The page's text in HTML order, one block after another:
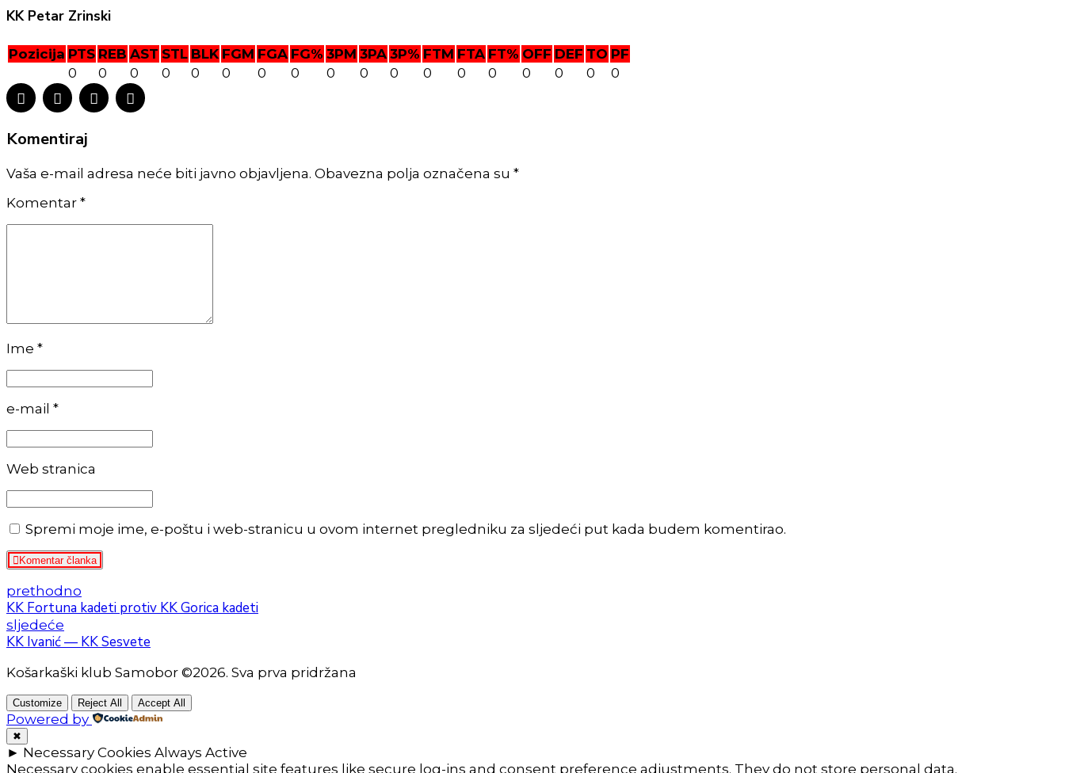
KK Petar Zrinski
Pozicija PTS REB AST STL BLK FGM FGA FG% 3PM 3PA 3P% FTM FTA FT% OFF DEF TO PF
0
0 0 0 0 0 0 0 0 0 0 0 0 0 0 0 0 0
Komentiraj
Vaša e-mail adresa neće biti javno objavljena. Obavezna polja označena su *
Komentar *
Ime *
e-mail *
Web stranica
Spremi moje ime, e-poštu i web-stranicu u ovom internet pregledniku za sljedeći put kada budem komentirao.
Komentar članka
prethodno
KK Fortuna kadeti protiv KK Gorica kadeti
sljedeće
KK Ivanić — KK Sesvete
Košarkaški klub Samobor ©2026. Sva prva pridržana
Customize Reject All Accept All
Powered by
✖
► Necessary Cookies Always Active
Necessary cookies enable essential site features like secure log-ins and consent preference adjustments. They do not store personal data.